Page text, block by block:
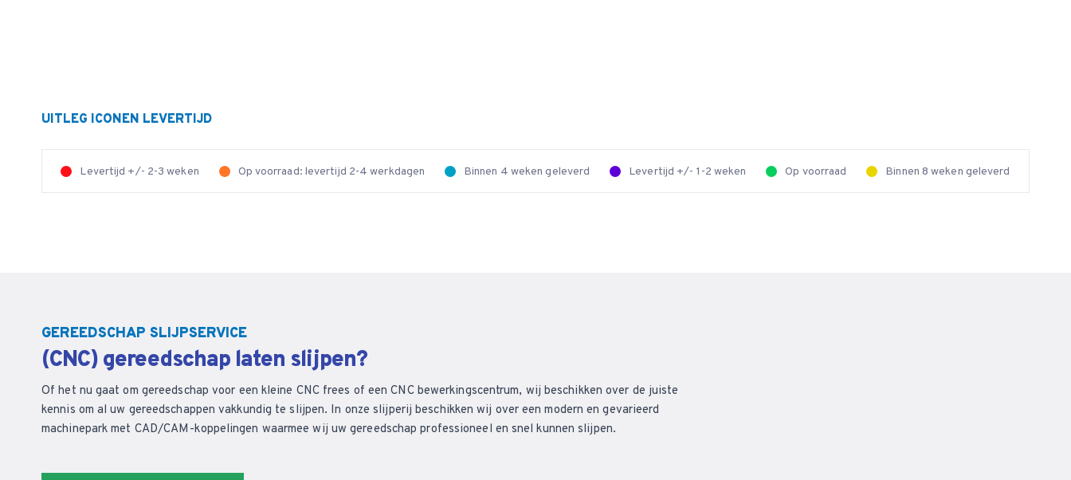
UITLEG ICONEN LEVERTIJD
Levertijd +/- 2-3 weken Op voorraad: levertijd 2-4 werkdagen Binnen 4 weken geleverd Levertijd +/- 1-2 weken Op voorraad Binnen 8 weken geleverd
GEREEDSCHAP SLIJPSERVICE
(CNC) gereedschap laten slijpen?
Of het nu gaat om gereedschap voor een kleine CNC frees of een CNC bewerkingscentrum, wij beschikken over de juiste
kennis om al uw gereedschappen vakkundig te slijpen. In onze slijperij beschikken wij over een modern en gevarieerd
machinepark met CAD/CAM-koppelingen waarmee wij uw gereedschap professioneel en snel kunnen slijpen.